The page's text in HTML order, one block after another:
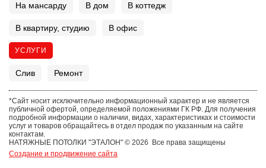
На мансарду В дом В коттедж
В квартиру, студию В офис
УСЛУГИ
Слив Ремонт
*Сайт носит исключительно информационный характер и не является
публичной офертой, определяемой положениями ГК РФ. Для получения
подробной информации о наличии, видах, характеристиках и стоимости
услуг и товаров обращайтесь в отдел продаж по указанным на сайте
контактам.
НАТЯЖНЫЕ ПОТОЛКИ "ЭТАЛОН" © 2026 Все права защищены
Создание и продвижение сайта